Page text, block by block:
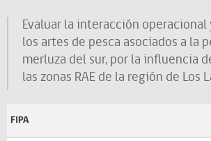
SUBPESCA
Evaluar la interacción
los artes de pesca asociados a la
merluza del sur, por la influencia
las zonas RAE de la región de Los
FIPA